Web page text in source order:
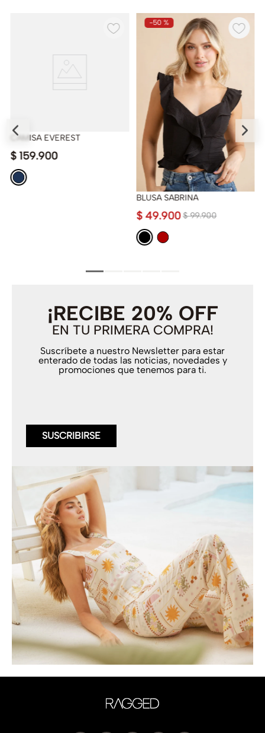
CAMISA EVEREST
$ 159.900
-50 %
BLUSA SABRINA
$ 99.900
$ 49.900
¡RECIBE 20% OFF
EN TU PRIMERA COMPRA!
Suscríbete a nuestro Newsletter para estar
enterado de todas las noticias, novedades y
promociones que tenemos para ti.
SUSCRIBIRSE